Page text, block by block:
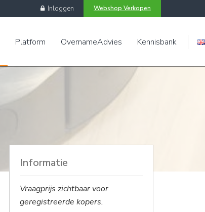
Webshop Verkopen
Inloggen
Engels
Platform OvernameAdvies Kennisbank
Informatie
Vraagprijs zichtbaar voor
geregistreerde kopers.